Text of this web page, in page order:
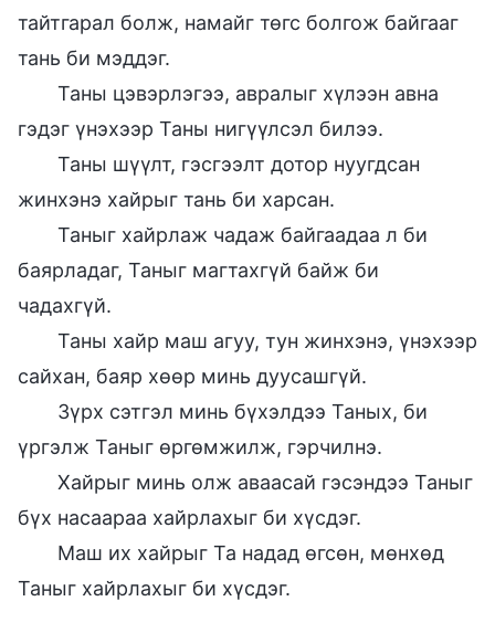
тайтгарал болж, намайг төгс болгож байгааг
тань би мэддэг.
Таны цэвэрлэгээ, авралыг хүлээн авна
гэдэг үнэхээр Таны нигүүлсэл билээ.
Таны шүүлт, гэсгээлт дотор нуугдсан
жинхэнэ хайрыг тань би харсан.
Таныг хайрлаж чадаж байгаадаа л би
баярладаг, Таныг магтахгүй байж би
чадахгүй.
Таны хайр маш агуу, тун жинхэнэ, үнэхээр
сайхан, баяр хөөр минь дуусашгүй.
Зүрх сэтгэл минь бүхэлдээ Таных, би
үргэлж Таныг өргөмжилж, гэрчилнэ.
Хайрыг минь олж аваасай гэсэндээ Таныг
бүх насаараа хайрлахыг би хүсдэг.
Маш их хайрыг Та надад өгсөн, мөнхөд
Таныг хайрлахыг би хүсдэг.